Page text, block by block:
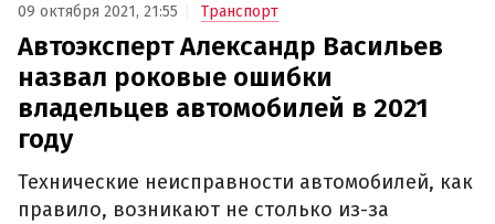
09 октября 2021, 21:55 Транспорт
Автоэксперт Александр Васильев
назвал роковые ошибки
владельцев автомобилей в 2021
году
Технические неисправности автомобилей, как
правило, возникают не столько из-за